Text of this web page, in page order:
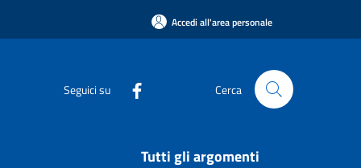
Accedi all'area personale
Seguici su Cerca
Tutti gli argomenti